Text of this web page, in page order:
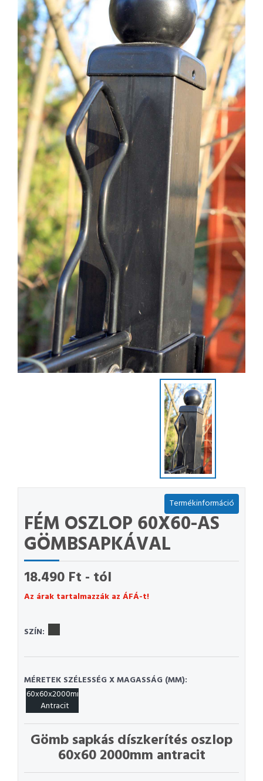
Termékinformáció
FÉM OSZLOP 60X60-AS
GÖMBSAPKÁVAL
18.490 Ft - tól
Az árak tartalmazzák az ÁFÁ-t!
SZÍN:
MÉRETEK SZÉLESSÉG X MAGASSÁG (MM):
60x60x2000mm
Antracit
Gömb sapkás díszkerítés oszlop
60x60 2000mm antracit